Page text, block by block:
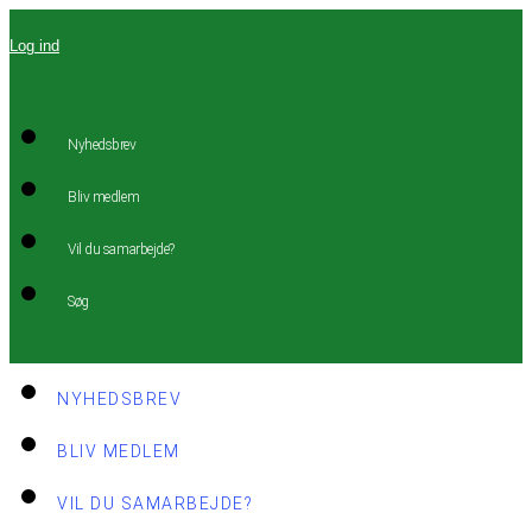
Videre
indhold
Log ind
Nyhedsbrev
Bliv medlem
Vil du samarbejde?
Søg
NYHEDSBREV
BLIV MEDLEM
VIL DU SAMARBEJDE?